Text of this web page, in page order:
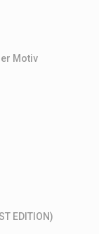
Motiv
EDITION)